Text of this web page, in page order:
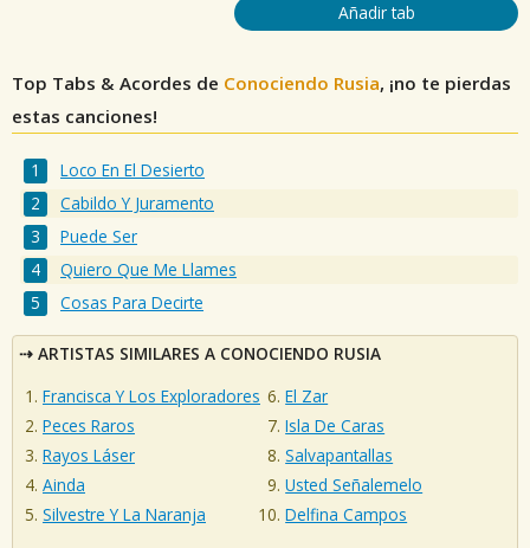
Añadir tab
Top Tabs & Acordes de Conociendo Rusia, ¡no te pierdas
estas canciones!
Loco En El Desierto
Cabildo Y Juramento
Puede Ser
Quiero Que Me Llames
Cosas Para Decirte
ARTISTAS SIMILARES A CONOCIENDO RUSIA
Francisca Y Los Exploradores
Peces Raros
Rayos Láser
Ainda
Silvestre Y La Naranja
El Zar
Isla De Caras
Salvapantallas
Usted Señalemelo
Delfina Campos